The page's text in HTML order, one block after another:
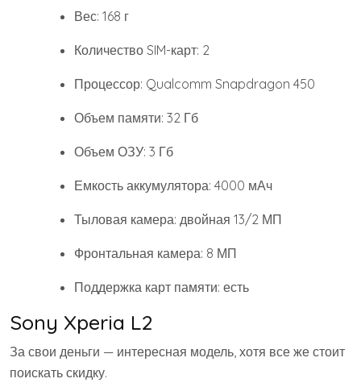
Вес: 168 г
Количество SIM-карт: 2
Процессор: Qualcomm Snapdragon 450
Объем памяти: 32 Гб
Объем ОЗУ: 3 Гб
Емкость аккумулятора: 4000 мАч
Тыловая камера: двойная 13/2 МП
Фронтальная камера: 8 МП
Поддержка карт памяти: есть
Sony Xperia L2
За свои деньги — интересная модель, хотя все же стоит
поискать скидку.